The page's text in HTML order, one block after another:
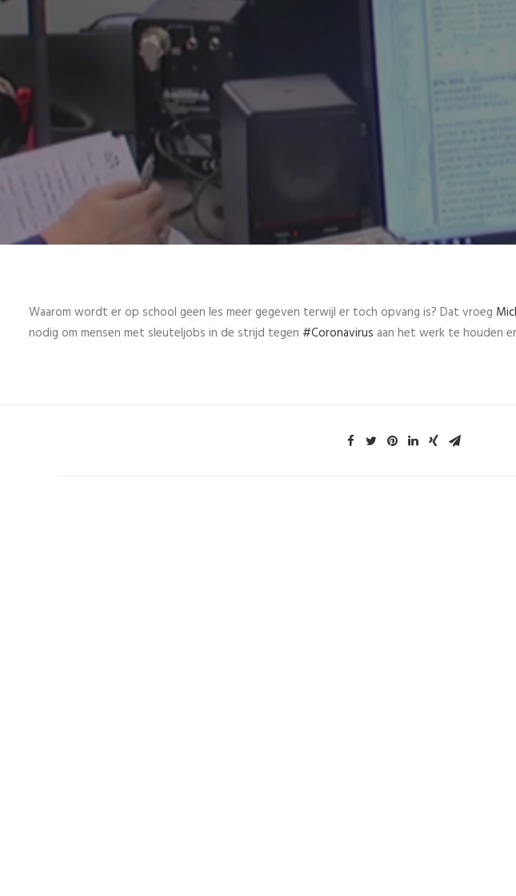
Waarom wordt er op school geen les meer gegeven terwijl er toch opvang is? Dat vroeg
nodig om mensen met sleuteljobs in de strijd tegen #Coronavirus aan het werk te houden